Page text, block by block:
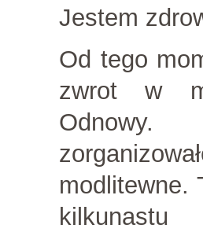
Jestem
Od tego
zwrot w
modlitewne.
kilkunastu